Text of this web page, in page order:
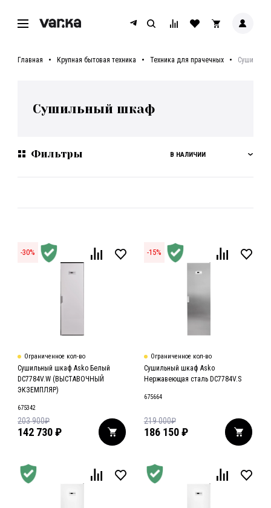
Главная Крупная бытовая техника Техника для прачечных
Сушильный шкаф
Фильтры В НАЛИЧИИ
-30%
Ограниченное кол-во
Сушильный шкаф Asko Белый
DC7784V.W (ВЫСТАВОЧНЫЙ
ЭКЗЕМПЛЯР)
675342
142 730₽
203 900₽
-15%
Ограниченное кол-во
Сушильный шкаф Asko
Нержавеющая сталь DC7784V.S
675664
186 150 ₽
219 000₽